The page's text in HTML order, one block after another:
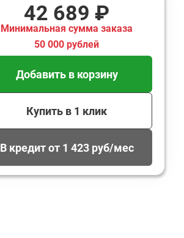
42 689 ₽
Минимальная сумма заказа
50 000 рублей
Добавить в корзину
Купить в 1 клик
В кредит от 1 423 руб/мес